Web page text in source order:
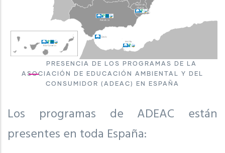
PRESENCIA DE LOS PROGRAMAS DE LA
ASOCIACIÓN DE EDUCACIÓN AMBIENTAL Y DEL
CONSUMIDOR (ADEAC) EN ESPAÑA
Los programas de ADEAC están
presentes en toda España: